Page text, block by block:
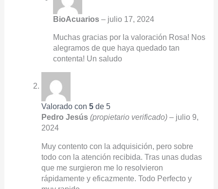
BioAcuarios – julio 17, 2024
Muchas gracias por la valoración Rosa! Nos
alegramos de que haya quedado tan
contenta! Un saludo
Valorado con 5de 5
Pedro Jesús (propietario verificado) – julio 9,
2024
Muy contento con la adquisición, pero sobre
todo con la atención recibida. Tras unas dudas
que me surgieron me lo resolvieron
rápidamente y eficazmente. Todo Perfecto y